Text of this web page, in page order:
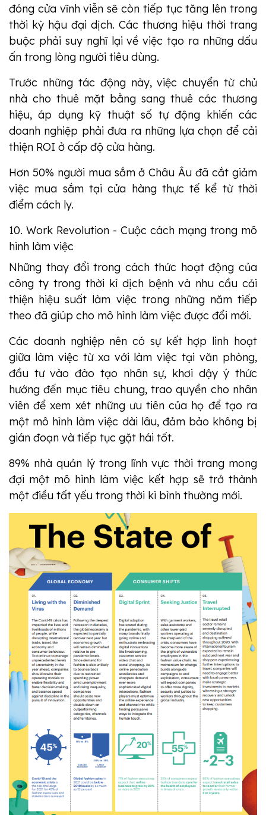
đóng cửa vĩnh viễn sẽ còn tiếp tục tăng lên trong
thời kỳ hậu đại dịch. Các thương hiệu thời trang
buộc phải suy nghĩ lại về việc tạo ra những dấu
ấn trong lòng người tiêu dùng.
Trước những tác động này, việc chuyển từ chủ
nhà cho thuê mặt bằng sang thuê các thương
hiệu, áp dụng kỹ thuật số tự động khiến các
doanh nghiệp phải đưa ra những lựa chọn để cải
thiện ROI ở cấp độ cửa hàng.
Hơn 50% người mua sắm ở Châu Âu đã cắt giảm
việc mua sắm tại cửa hàng thực tế kể từ thời
điểm cách ly.
10. Work Revolution - Cuộc cách mạng trong mô
hình làm việc
Những thay đổi trong cách thức hoạt động của
công ty trong thời kì dịch bệnh và nhu cầu cải
thiện hiệu suất làm việc trong những năm tiếp
theo đã giúp cho mô hình làm việc được đổi mới.
Các doanh nghiệp nên có sự kết hợp linh hoạt
giữa làm việc từ xa với làm việc tại văn phòng,
đầu tư vào đào tạo nhân sự, khơi dậy ý thức
hướng đến mục tiêu chung, trao quyền cho nhân
viên để xem xét những ưu tiên của họ để tạo ra
một mô hình làm việc dài lâu, đảm bảo không bị
gián đoạn và tiếp tục gặt hái tốt.
89% nhà quản lý trong lĩnh vực thời trang mong
đợi một mô hình làm việc kết hợp sẽ trở thành
một điều tất yếu trong thời kì bình thường mới.